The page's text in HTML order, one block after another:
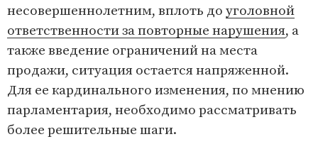
несовершеннолетним, вплоть до уголовной
ответственности за повторные нарушения, а
также введение ограничений на места
продажи, ситуация остается напряженной.
Для ее кардинального изменения, по мнению
парламентария, необходимо рассматривать
более решительные шаги.